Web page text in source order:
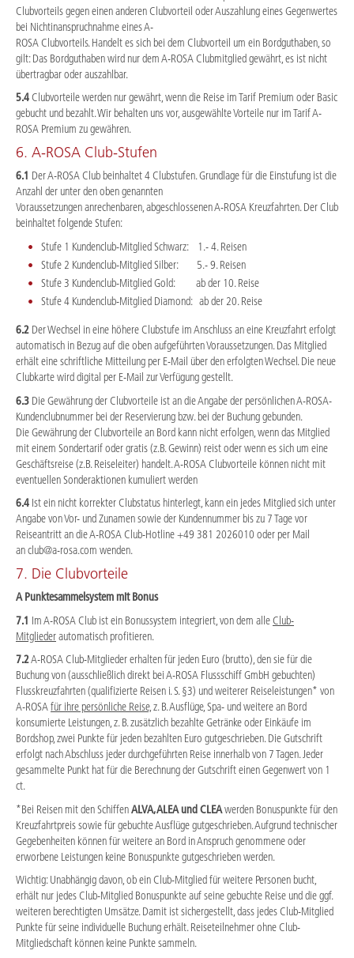
Clubvorteils gegen einen anderen Clubvorteil oder Auszahlung eines Gegenwertes
bei Nichtinanspruchnahme eines A-
ROSA Clubvorteils. Handelt es sich bei dem Clubvorteil um ein Bordguthaben, so
gilt: Das Bordguthaben wird nur dem A-ROSA Clubmitglied gewährt, es ist nicht
übertragbar oder auszahlbar.
5.4Clubvorteile werden nur gewährt, wenn die Reise im Tarif Premium oder Basic
gebucht und bezahlt. Wir behalten uns vor, ausgewählte Vorteile nur im Tarif A-
ROSA Premium zu gewähren.
6. A-ROSA Club-Stufen
6.1 Der A-ROSA Club beinhaltet 4 Clubstufen. Grundlage für die Einstufung ist die
Anzahl der unter den oben genannten
Voraussetzungen anrechenbaren, abgeschlossenen A-ROSA Kreuzfahrten. Der Club
beinhaltet folgende Stufen:
Stufe 1 Kundenclub-Mitglied Schwarz: 1.- 4. Reisen
Stufe 2 Kundenclub-Mitglied Silber: 5.- 9. Reisen
Stufe 3 Kundenclub-Mitglied Gold: ab der 10. Reise
Stufe 4 Kundenclub-Mitglied Diamond: ab der 20. Reise
6.2 Der Wechsel in eine höhere Clubstufe im Anschluss an eine Kreuzfahrt erfolgt
automatisch in Bezug auf die oben aufgeführten Voraussetzungen. Das Mitglied
erhält eine schriftliche Mitteilung per E-Mail über den erfolgten Wechsel. Die neue
Clubkarte wird digital per E-Mail zur Verfügung gestellt.
6.3 Die Gewährung der Clubvorteile ist an die Angabe der persönlichen A-ROSA-
Kundenclubnummer bei der Reservierung bzw. bei der Buchung gebunden.
Die Gewährung der Clubvorteile an Bord kann nicht erfolgen, wenn das Mitglied
mit einem Sondertarif oder gratis (z.B. Gewinn) reist oder wenn es sich um eine
Geschäftsreise (z.B. Reiseleiter) handelt. A-ROSA Clubvorteile können nicht mit
eventuellen Sonderaktionen kumuliert werden
6.4 Ist ein nicht korrekter Clubstatus hinterlegt, kann ein jedes Mitglied sich unter
Angabe von Vor- und Zunamen sowie der Kundennummer bis zu 7 Tage vor
Reiseantritt an die A-ROSA Club-Hotline +49 381 2026010 oder per Mail
an club@a-rosa.com wenden.
7. Die Clubvorteile
A Punktesammelsystem mit Bonus
7.1 Im A-ROSA Club ist ein Bonussystem integriert, von dem alleClub-
Mitgliederautomatisch profitieren.
7.2A-ROSA Club-Mitglieder erhalten für jeden Euro (brutto), den sie für die
Buchung von (ausschließlich direkt bei A-ROSA Flussschiff GmbH gebuchten)
Flusskreuzfahrten (qualifizierte Reisen i. S. §3) und weiterer Reiseleistungen* von
A-ROSAfür ihre persönliche Reise,z. B. Ausflüge, Spa- und weitere an Bord
konsumierte Leistungen, z. B. zusätzlich bezahlte Getränke oder Einkäufe im
Bordshop, zwei Punkte für jeden bezahlten Euro gutgeschrieben. Die Gutschrift
erfolgt nach Abschluss jeder durchgeführten Reise innerhalb von 7 Tagen. Jeder
gesammelte Punkt hat für die Berechnung der Gutschrift einen Gegenwert von 1
ct.
*Bei Reisen mit den SchiffenALVA, ALEA und CLEAwerden Bonuspunkte für den
Kreuzfahrtpreis sowie für gebuchte Ausflüge gutgeschrieben. Aufgrund technischer
Gegebenheiten können für weitere an Bord in Anspruch genommene oder
erworbene Leistungen keine Bonuspunkte gutgeschrieben werden.
Wichtig: Unabhängig davon, ob ein Club-Mitglied für weitere Personen bucht,
erhält nur jedes Club-Mitglied Bonuspunkte auf seine gebuchte Reise und die ggf.
weiteren berechtigten Umsätze. Damit ist sichergestellt, dass jedes Club-Mitglied
Punkte für seine individuelle Buchung erhält. Reiseteilnehmer ohne Club-
Mitgliedschaft können keine Punkte sammeln.